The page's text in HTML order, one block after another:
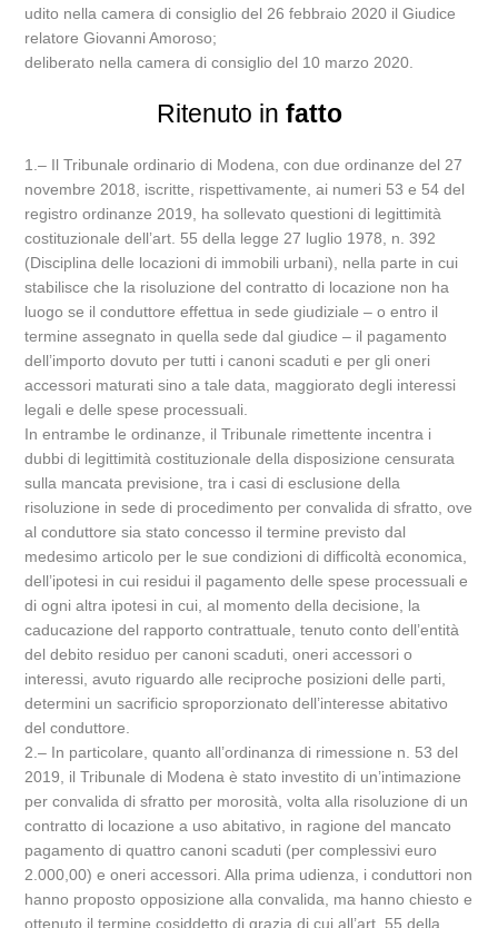
udito nella camera di consiglio del 26 febbraio 2020 il Giudice
relatore Giovanni Amoroso;
deliberato nella camera di consiglio del 10 marzo 2020.
Ritenuto in fatto
1.‒ Il Tribunale ordinario di Modena, con due ordinanze del 27
novembre 2018, iscritte, rispettivamente, ai numeri 53 e 54 del
registro ordinanze 2019, ha sollevato questioni di legittimità
costituzionale dell’art. 55 della legge 27 luglio 1978, n. 392
(Disciplina delle locazioni di immobili urbani), nella parte in cui
stabilisce che la risoluzione del contratto di locazione non ha
luogo se il conduttore effettua in sede giudiziale – o entro il
termine assegnato in quella sede dal giudice – il pagamento
dell’importo dovuto per tutti i canoni scaduti e per gli oneri
accessori maturati sino a tale data, maggiorato degli interessi
legali e delle spese processuali.
In entrambe le ordinanze, il Tribunale rimettente incentra i
dubbi di legittimità costituzionale della disposizione censurata
sulla mancata previsione, tra i casi di esclusione della
risoluzione in sede di procedimento per convalida di sfratto, ove
al conduttore sia stato concesso il termine previsto dal
medesimo articolo per le sue condizioni di difficoltà economica,
dell’ipotesi in cui residui il pagamento delle spese processuali e
di ogni altra ipotesi in cui, al momento della decisione, la
caducazione del rapporto contrattuale, tenuto conto dell’entità
del debito residuo per canoni scaduti, oneri accessori o
interessi, avuto riguardo alle reciproche posizioni delle parti,
determini un sacrificio sproporzionato dell’interesse abitativo
del conduttore.
2.‒ In particolare, quanto all’ordinanza di rimessione n. 53 del
2019, il Tribunale di Modena è stato investito di un’intimazione
per convalida di sfratto per morosità, volta alla risoluzione di un
contratto di locazione a uso abitativo, in ragione del mancato
pagamento di quattro canoni scaduti (per complessivi euro
2.000,00) e oneri accessori. Alla prima udienza, i conduttori non
hanno proposto opposizione alla convalida, ma hanno chiesto e
ottenuto il termine cosiddetto di grazia di cui all’art. 55 della